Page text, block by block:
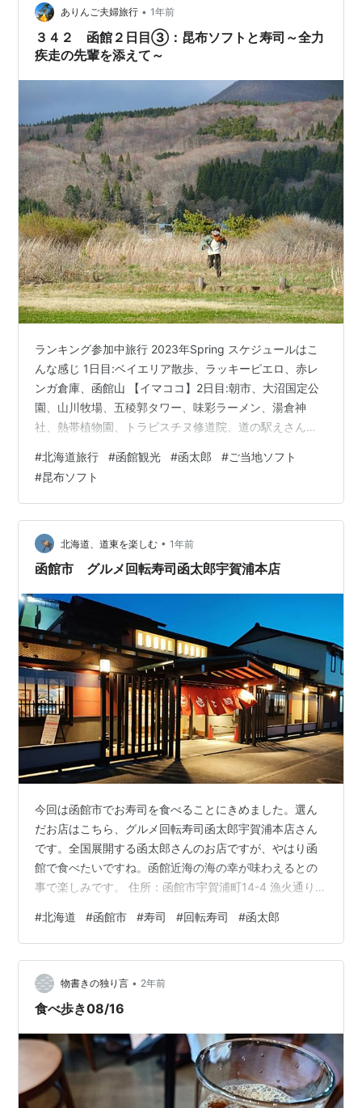
ありんご夫婦旅行 • 1年前
３４２ 函館２日目③：昆布ソフトと寿司～全力
疾走の先輩を添えて～
ランキング参加中旅行 2023年Spring スケジュールはこ
んな感じ 1日目:ベイエリア散歩、ラッキーピエロ、赤レ
ンガ倉庫、函館山 【イマココ】2日目:朝市、大沼国定公
園、山川牧場、五稜郭タワー、味彩ラーメン、湯倉神
社、熱帯植物園、トラピスチヌ修道院、道の駅えさん、
み、明治天皇上陸記念碑、擬洋風建物群、諸術調所跡、
ペリー広場、旧イギリス領事館、四天王像、旧函館区公
会堂、聖ヨハネ教会、ハリストス正教会、メロンパンア
イス、船魂神社、雪河亭、函館護国神社、五稜郭公園、
摩周丸、ハセガワストア、新函館北斗駅、おんじき トラ
ピスチヌ修道院 ドライブ 道…
#北海道旅行 #函館観光 #函太郎 #ご当地ソフト
#昆布ソフト
北海道、道東を楽しむ • 1年前
函館市 グルメ回転寿司函太郎宇賀浦本店
今回は函館市でお寿司を食べることにきめました。選ん
だお店はこちら、グルメ回転寿司函太郎宇賀浦本店さん
です。全国展開する函太郎さんのお店ですが、やはり函
館で食べたいですね。函館近海の海の幸が味わえるとの
事で楽しみです。 住所：函館市宇賀浦町14-4 漁火通りに
21:00（LO20;45） おしゃれな空間でカウンターの他に
ボックス席もあります。とても混んでいましたが、幸い
一組まちで座ることが出来ました。ちなみに回転寿司と
ありましたが、注文はタッチパネルで、職人さんが目の
前で握って手渡してくれます。 食べたものをいくつか載
#北海道 #函館市 #寿司 #回転寿司 #函太郎
物書きの独り言 • 2年前
食べ歩き08/16